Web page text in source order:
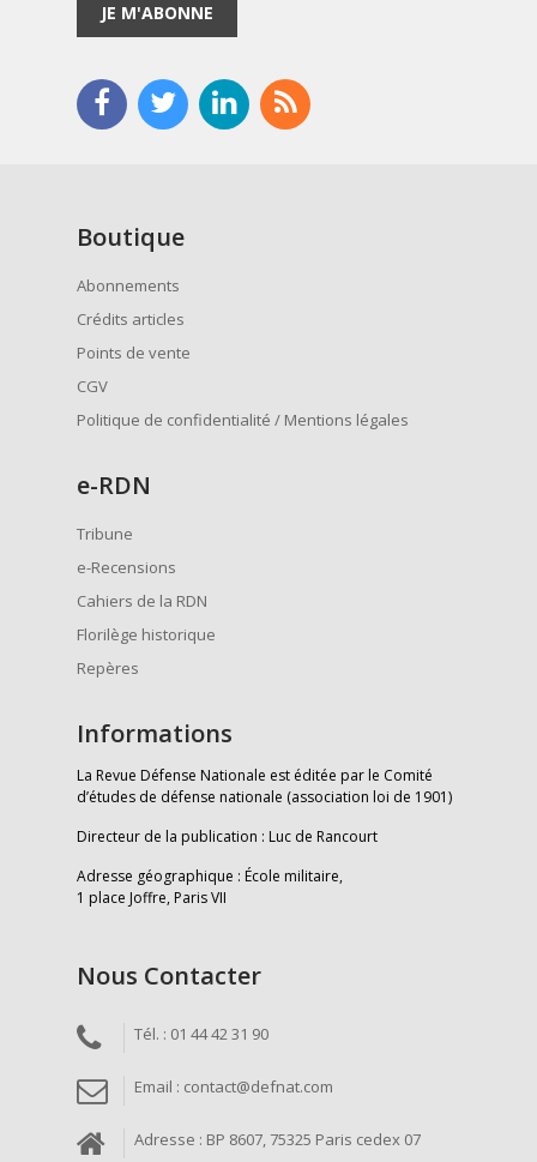
JE M'ABONNE
Boutique
Abonnements
Crédits articles
Points de vente
CGV
Politique de confidentialité / Mentions légales
e-RDN
Tribune
e-Recensions
Cahiers de la RDN
Florilège historique
Repères
Informations
La Revue Défense Nationale est éditée par le Comité
d’études de défense nationale (association loi de 1901)
Directeur de la publication : Luc de Rancourt
Adresse géographique : École militaire,
1 place Joffre, Paris VII
Nous Contacter
Tél. : 01 44 42 31 90
Email : contact@defnat.com
Adresse : BP 8607, 75325 Paris cedex 07